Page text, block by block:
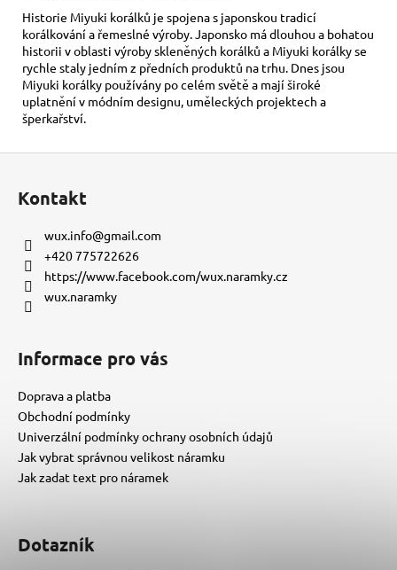
Historie Miyuki korálků je spojena s japonskou tradicí
korálkování a řemeslné výroby. Japonsko má dlouhou a bohatou
historii v oblasti výroby skleněných korálků a Miyuki korálky se
rychle staly jedním z předních produktů na trhu. Dnes jsou
Miyuki korálky používány po celém světě a mají široké
uplatnění v módním designu, uměleckých projektech a
šperkařství.
Kontakt
wux.info@gmail.com
+420 775722626
https://www.facebook.com/wux.naramky.cz
wux.naramky
Informace pro vás
Doprava a platba
Obchodní podmínky
Univerzální podmínky ochrany osobních údajů
Jak vybrat správnou velikost náramku
Jak zadat text pro náramek
Dotazník